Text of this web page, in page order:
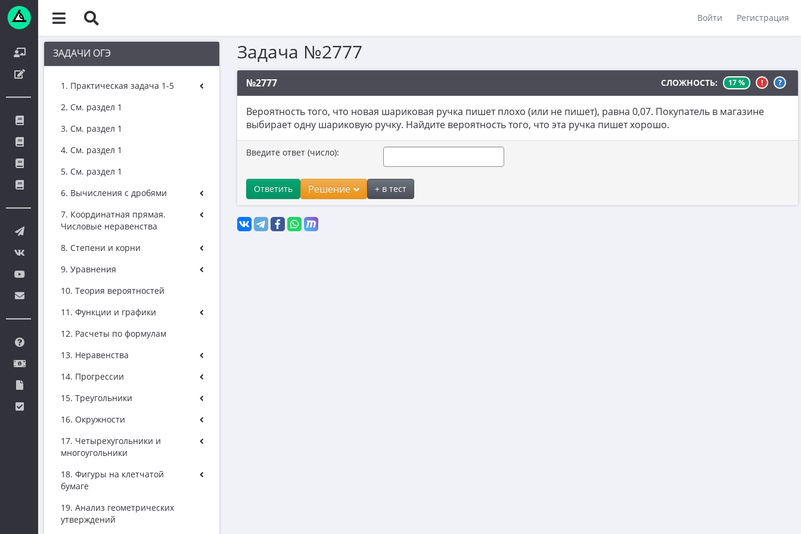
Войти Регистрация
ЗАДАЧИ ОГЭ
1. Практическая задача 1-5
2. См. раздел 1
3. См. раздел 1
4. См. раздел 1
5. См. раздел 1
6. Вычисления с дробями
7. Координатная прямая.
Числовые неравенства
8. Степени и корни
9. Уравнения
10. Теория вероятностей
11. Функции и графики
12. Расчеты по формулам
13. Неравенства
14. Прогрессии
15. Треугольники
16. Окружности
17. Четырехугольники и
многоугольники
18. Фигуры на клетчатой
бумаге
19. Анализ геометрических
утверждений
Задача №2777
№2777 СЛОЖНОСТЬ: 17 % ! ?
Вероятность того, что новая шариковая ручка пишет плохо (или не пишет), равна 0,07. Покупатель в магазине
выбирает одну шариковую ручку. Найдите вероятность того, что эта ручка пишет хорошо.
Введите ответ (число):
Ответить Решение + в тест